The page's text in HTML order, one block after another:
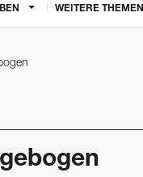
WEITERE THEMEN